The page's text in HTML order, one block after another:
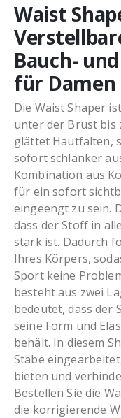
Waist
Bauch-
für Damen
Die Waist Shaper
unter der Brust bis
glättet Hautfalten,
sofort schlanker
Kombination aus
für ein sofort
eingeengt zu sein.
dass der Stoff in
stark ist. Dadurch
Ihres Körpers,
Sport keine
besteht aus zwei
bedeutet, dass der
seine Form und
behält. In diesem
Stäbe
bieten und
Bestellen Sie die
die korrigierende